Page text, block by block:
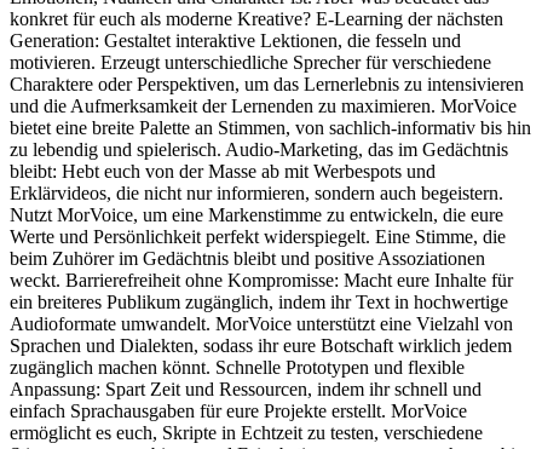
konkret für euch als moderne Kreative? E-Learning der nächsten
Generation: Gestaltet interaktive Lektionen, die fesseln und
motivieren. Erzeugt unterschiedliche Sprecher für verschiedene
Charaktere oder Perspektiven, um das Lernerlebnis zu intensivieren
und die Aufmerksamkeit der Lernenden zu maximieren. MorVoice
bietet eine breite Palette an Stimmen, von sachlich-informativ bis hin
zu lebendig und spielerisch. Audio-Marketing, das im Gedächtnis
bleibt: Hebt euch von der Masse ab mit Werbespots und
Erklärvideos, die nicht nur informieren, sondern auch begeistern.
Nutzt MorVoice, um eine Markenstimme zu entwickeln, die eure
Werte und Persönlichkeit perfekt widerspiegelt. Eine Stimme, die
beim Zuhörer im Gedächtnis bleibt und positive Assoziationen
weckt. Barrierefreiheit ohne Kompromisse: Macht eure Inhalte für
ein breiteres Publikum zugänglich, indem ihr Text in hochwertige
Audioformate umwandelt. MorVoice unterstützt eine Vielzahl von
Sprachen und Dialekten, sodass ihr eure Botschaft wirklich jedem
zugänglich machen könnt. Schnelle Prototypen und flexible
Anpassung: Spart Zeit und Ressourcen, indem ihr schnell und
einfach Sprachausgaben für eure Projekte erstellt. MorVoice
ermöglicht es euch, Skripte in Echtzeit zu testen, verschiedene